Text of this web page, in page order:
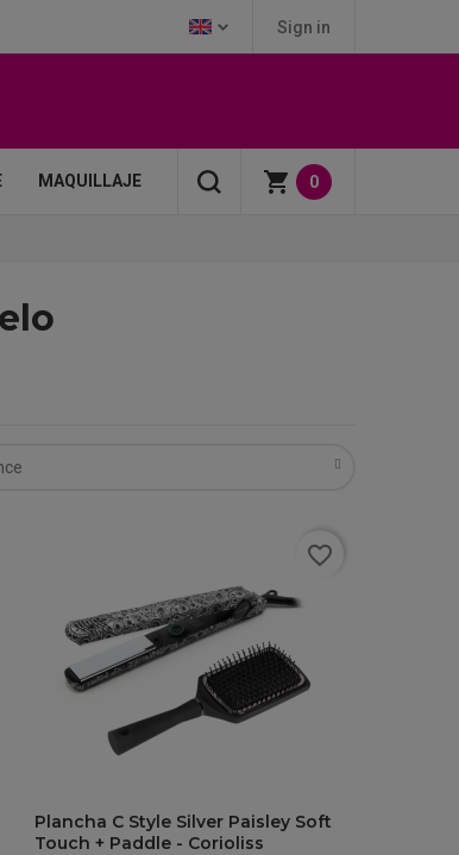
Sign in
MAQUILLAJE 0
Plancha C Style Silver Paisley Soft
Touch + Paddle - Corioliss
favorite_border